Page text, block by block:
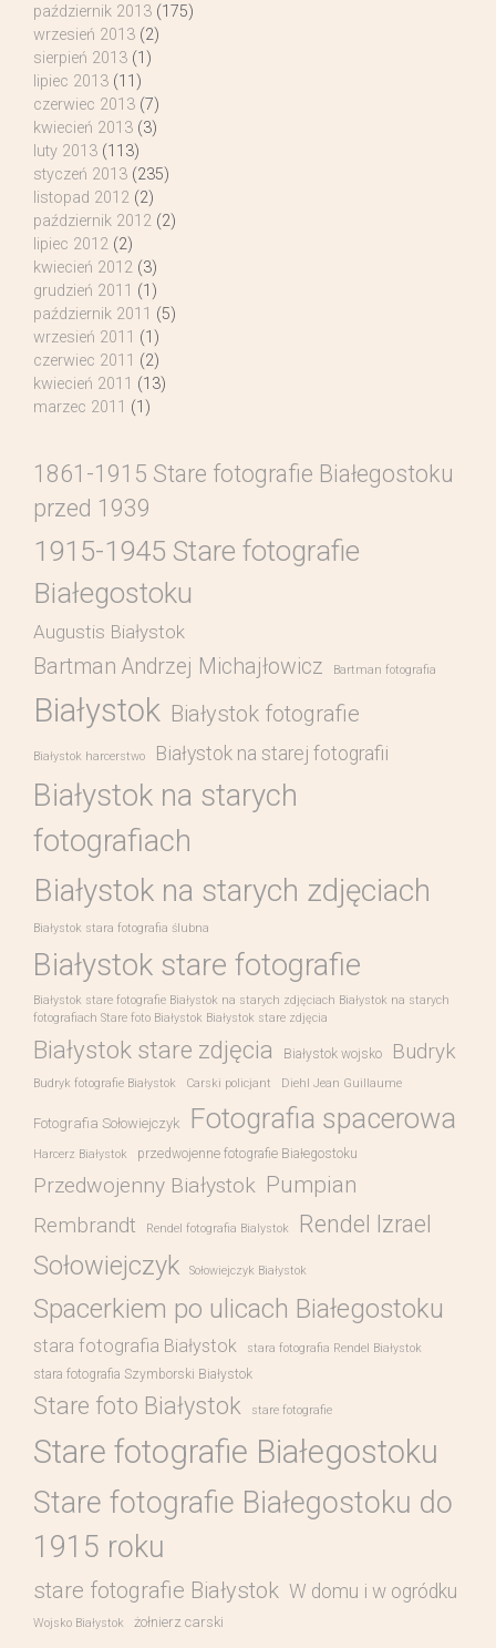
październik 2013 (175)
wrzesień 2013 (2)
sierpień 2013 (1)
lipiec 2013 (11)
czerwiec 2013 (7)
kwiecień 2013 (3)
luty 2013 (113)
styczeń 2013 (235)
listopad 2012 (2)
październik 2012 (2)
lipiec 2012 (2)
kwiecień 2012 (3)
grudzień 2011 (1)
październik 2011 (5)
wrzesień 2011 (1)
czerwiec 2011 (2)
kwiecień 2011 (13)
marzec 2011 (1)
1861-1915 Stare fotografie Białegostoku
przed 1939
1915-1945 Stare fotografie
Białegostoku
Augustis Białystok
Bartman Andrzej Michajłowicz Bartman fotografia
Białystok Białystok fotografie
Białystok harcerstwo Białystok na starej fotografii
Białystok na starych
fotografiach
Białystok na starych zdjęciach
Białystok stara fotografia ślubna
Białystok stare fotografie
Białystok stare fotografie Białystok na starych zdjęciach Białystok na starych
fotografiach Stare foto Białystok Białystok stare zdjęcia
Białystok stare zdjęcia Białystok wojsko Budryk
Budryk fotografie Białystok Carski policjant Diehl Jean Guillaume
Fotografia Sołowiejczyk Fotografia spacerowa
Harcerz Białystok przedwojenne fotografie Białegostoku
Przedwojenny Białystok Pumpian
Rembrandt Rendel fotografia Bialystok Rendel Izrael
Sołowiejczyk Sołowiejczyk Białystok
Spacerkiem po ulicach Białegostoku
stara fotografia Białystok stara fotografia Rendel Białystok
stara fotografia Szymborski Białystok
Stare foto Białystok stare fotografie
Stare fotografie Białegostoku
Stare fotografie Białegostoku do
1915 roku
stare fotografie Białystok W domu i w ogródku
Wojsko Białystok żołnierz carski